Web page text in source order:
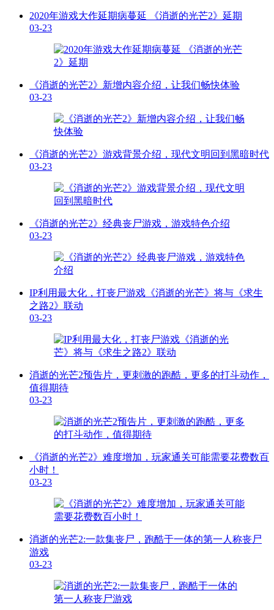
2020年游戏大作延期病蔓延 《消逝的光芒2》延期
03-23
《消逝的光芒2》新增内容介绍，让我们畅快体验
03-23
《消逝的光芒2》游戏背景介绍，现代文明回到黑暗时代
03-23
《消逝的光芒2》经典丧尸游戏，游戏特色介绍
03-23
IP利用最大化，打丧尸游戏《消逝的光芒》将与《求生
之路2》联动
03-23
消逝的光芒2预告片，更刺激的跑酷，更多的打斗动作，
值得期待
03-23
《消逝的光芒2》难度增加，玩家通关可能需要花费数百
小时！
03-23
消逝的光芒2:一款集丧尸，跑酷于一体的第一人称丧尸
游戏
03-23